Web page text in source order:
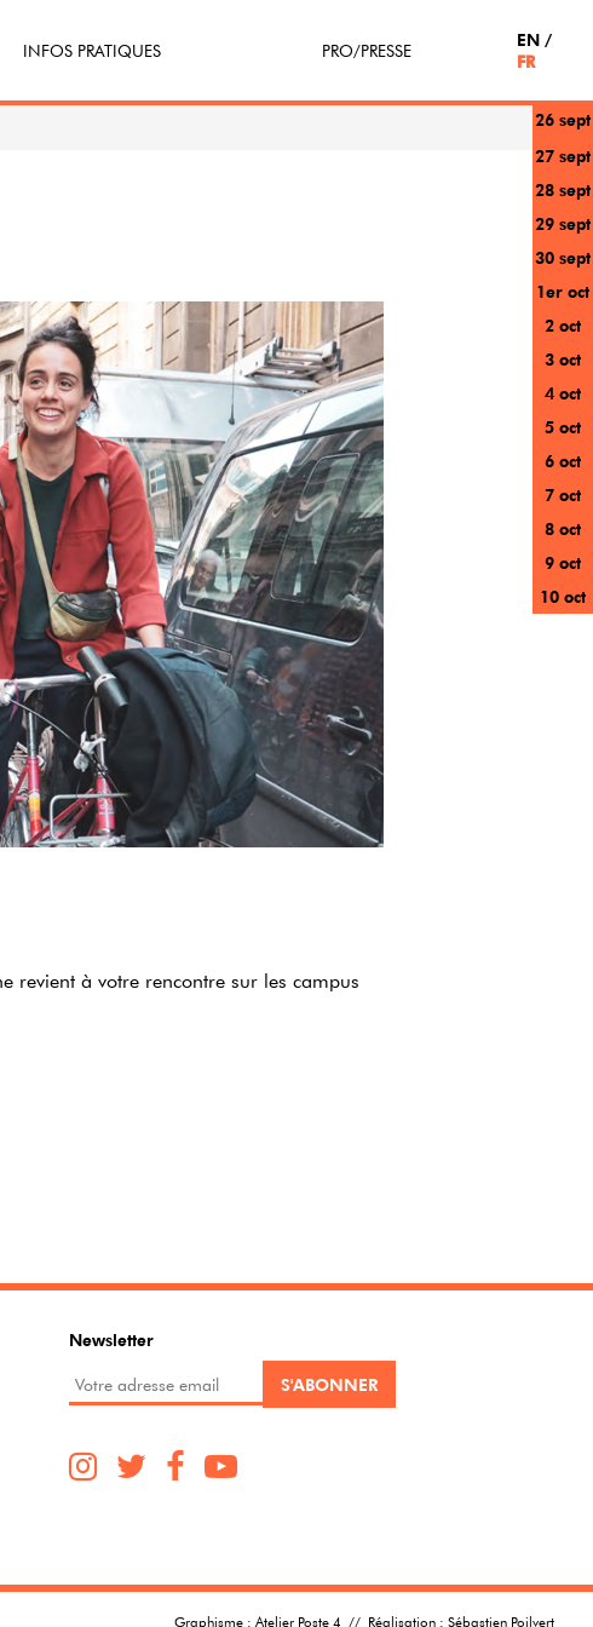
INFOS PRATIQUES
Venir au festival
PRO/PRESSE
EN
FR
26 sept
27 sept
28 sept
29 sept
30 sept
1er oct
2 oct
3 oct
4 oct
5 oct
6 oct
7 oct
8 oct
9 oct
10 oct
revient à votre rencontre sur les campus
Newsletter
Graphisme : Atelier Poste 4 // Réalisation : Sébastien Poilvert